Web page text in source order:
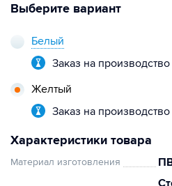
Выберите вариант
Белый
Заказ на производство
Желтый
Заказ на производство
Характеристики товара
Материал изготовления